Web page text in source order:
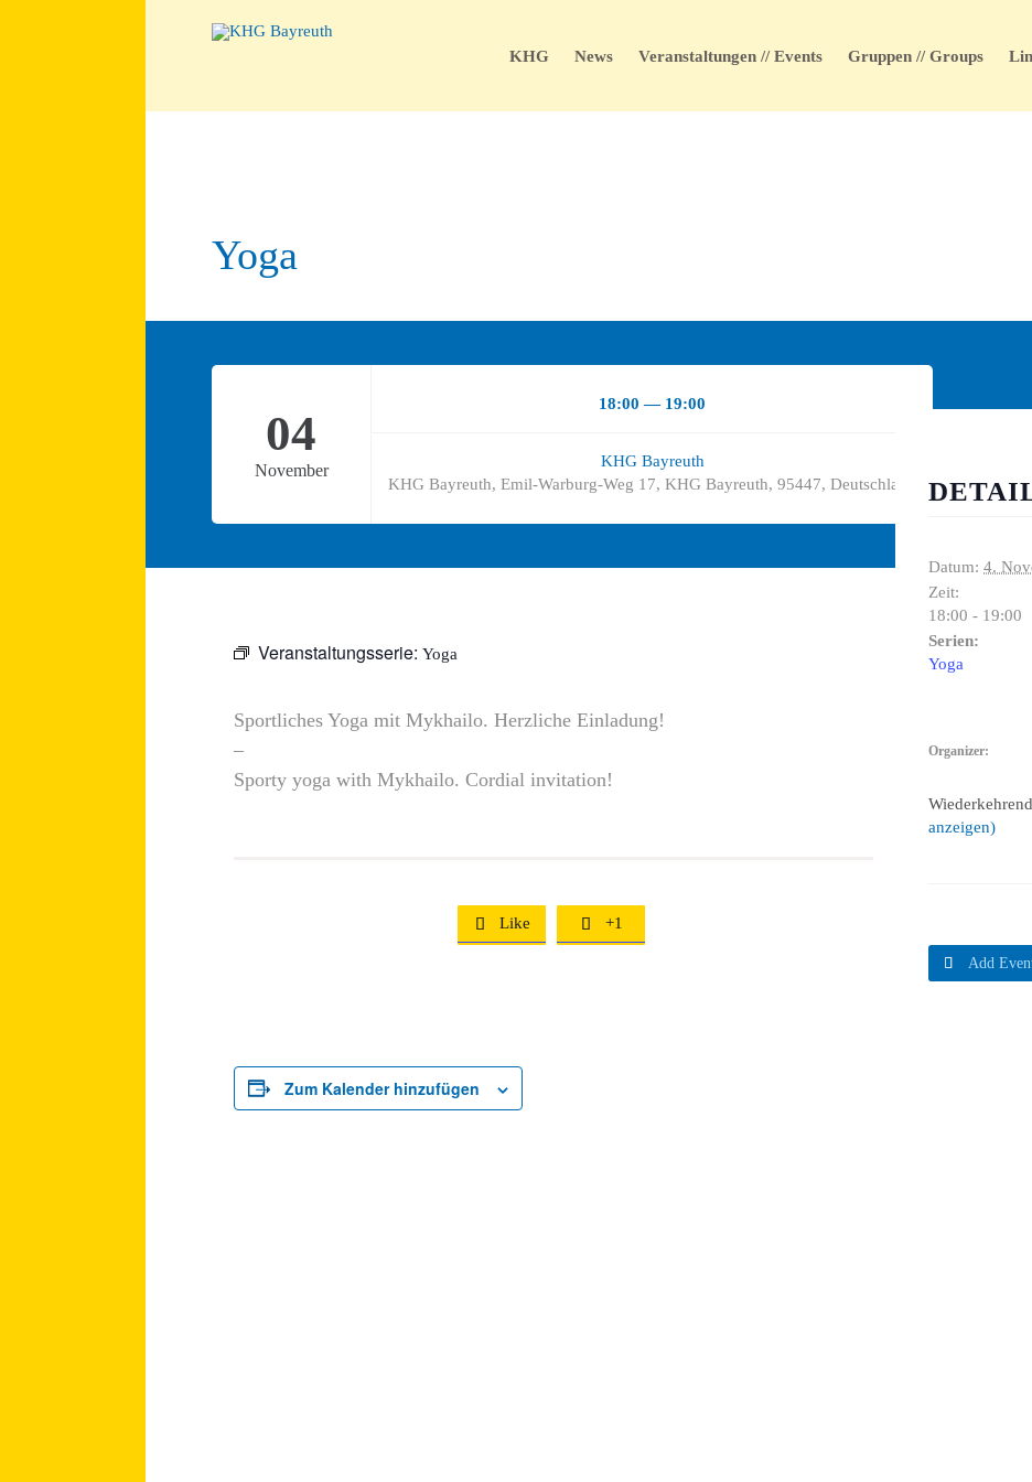
KHG News Veranstaltungen // Events Gruppen // Groups
Yoga
04
November
18:00 — 19:00
KHG Bayreuth
KHG Bayreuth, Emil-Warburg-Weg 17, KHG Bayreuth, 95447, Deutschland
Veranstaltungsserie: Yoga
Sportliches Yoga mit Mykhailo. Herzliche Einladung!
–
Sporty yoga with Mykhailo. Cordial invitation!
 Like  +1
Zum Kalender hinzufügen
Datum: 4.
Zeit:
18:00 - 19:00
Serien:
Yoga
Organizer:
anzeigen)
 Add